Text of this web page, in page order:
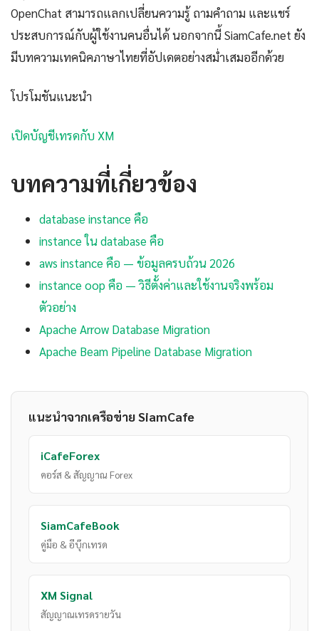
OpenChat สามารถแลกเปลี่ยนความรู้ ถามคำถาม และแชร์
ประสบการณ์กับผู้ใช้งานคนอื่นได้ นอกจากนี้ SiamCafe.net ยัง
มีบทความเทคนิคภาษาไทยที่อัปเดตอย่างสม่ำเสมออีกด้วย
โปรโมชันแนะนำ
เปิดบัญชีเทรดกับ XM
บทความที่เกี่ยวข้อง
database instance คือ
instance ใน database คือ
aws instance คือ — ข้อมูลครบถ้วน 2026
instance oop คือ — วิธีตั้งค่าและใช้งานจริงพร้อม
ตัวอย่าง
Apache Arrow Database Migration
Apache Beam Pipeline Database Migration
แนะนำจากเครือข่าย SiamCafe
iCafeForex
คอร์ส & สัญญาณ Forex
SiamCafeBook
คู่มือ & อีบุ๊กเทรด
XM Signal
สัญญาณเทรดรายวัน